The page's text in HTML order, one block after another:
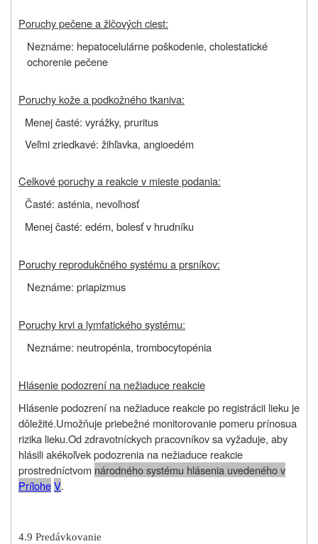
Poruchy pečene a žlčových ciest:
Neznáme: hepatocelulárne poškodenie, cholestatické
ochorenie pečene
Poruchy kože a podkožného tkaniva:
Menej časté: vyrážky, pruritus
Veľmi zriedkavé: žihľavka, angioedém
Celkové poruchy a reakcie v mieste podania:
Časté: asténia, nevoľnosť
Menej časté: edém, bolesť v hrudníku
Poruchy reprodukčného systému a prsníkov:
Neznáme: priapizmus
Poruchy krvi a lymfatického systému:
Neznáme: neutropénia, trombocytopénia
Hlásenie podozrení na nežiaduce reakcie
Hlásenie podozrení na nežiaduce reakcie po registrácii lieku je
dôležité.Umožňuje priebežné monitorovanie pomeru prínosua
rizika lieku.Odzdravotníckych pracovníkov sa vyžaduje, aby
hlásili akékoľvek podozrenia na nežiaduce reakcie
prostredníctvom národného systému hlásenia uvedeného v
PríloheV.
4.9 Predávkovanie